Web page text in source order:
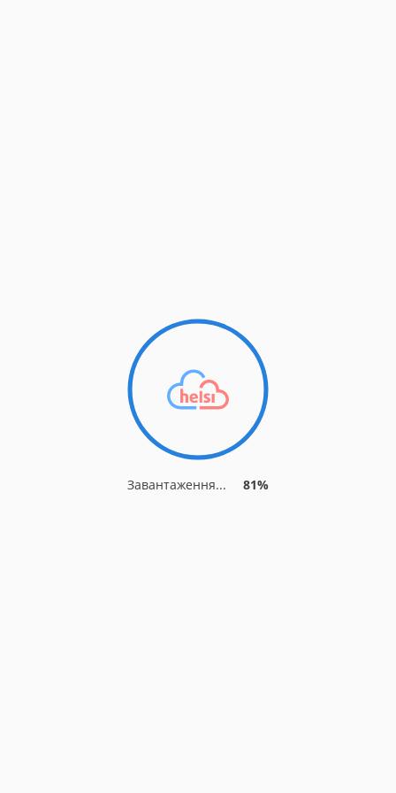
Завантаження... 81%